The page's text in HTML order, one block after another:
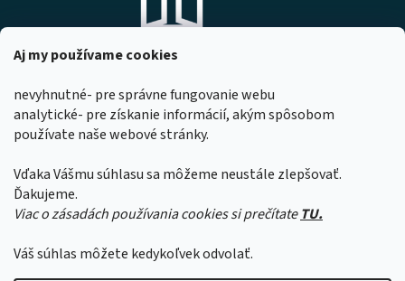
Aj my používame cookies
nevyhnutné- pre správne fungovanie webu
analytické- pre získanie informácií, akým spôsobom
používate naše webové stránky.
Vďaka Vášmu súhlasu sa môžeme neustále zlepšovať.
Ďakujeme.
Viac o zásadách používania cookies si prečítateTU.
Váš súhlas môžete kedykoľvek odvolať.
Z dôvodu čerpania dovoleniek našimi
zamestnancami sa môže čas expedície
objednávok predĺžiť o 1 až 2 pracovné dni.
DOMOVO s.r.o.
Komárňanská 167
947 01 Hurbanovo
IČO: 53967518